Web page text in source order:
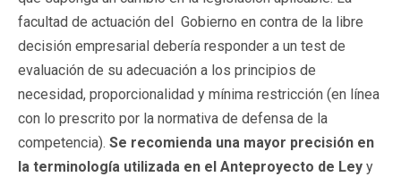
facultad de actuación del Gobierno en contra de la libre
decisión empresarial debería responder a un test de
evaluación de su adecuación a los principios de
necesidad, proporcionalidad y mínima restricción (en línea
con lo prescrito por la normativa de defensa de la
competencia). Se recomienda una mayor precisión en
la terminología utilizada en el Anteproyecto de Ley y